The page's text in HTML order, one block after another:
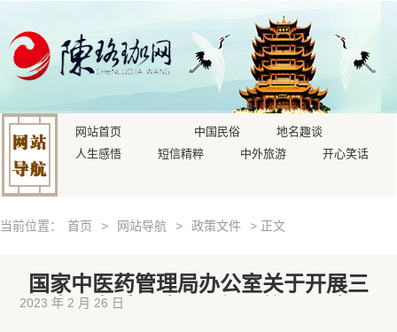
网站首页 中国民俗
地名趣谈
人生感悟
短信精粹 中外旅游 开心笑话
当前位置： 首页 > 网站导航 > 政策文件 > 正文
国家中医药管理局办公室关于开展三
级中医专科医院和三级民族医医院评
2023 年 2 月 26 日